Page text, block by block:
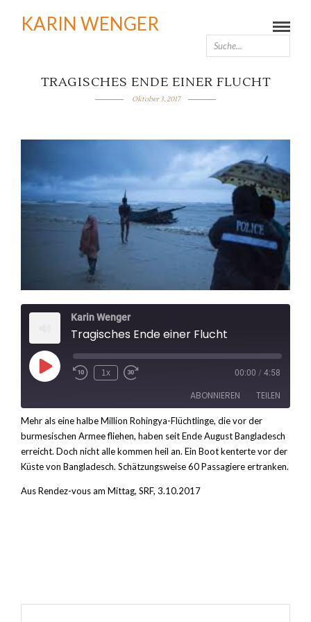
KARIN WENGER
TRAGISCHES ENDE EINER FLUCHT
Oktober 3, 2017
Karin Wenger
Tragisches Ende einer Flucht
Play
Episode Rewind
1x
Fast
seconds
00:00 / 4:58
ABONNIEREN TEILEN
RSS FEED
TEILEN
LINK
EMBED
Mehr als eine halbe Million Rohingya-Flüchtlinge, die vor der
burmesischen Armee fliehen, haben seit Ende August Bangladesch
erreicht. Doch nicht alle kommen heil an. Ein Boot kenterte vor der
Küste von Bangladesch. Schätzungsweise 60 Passagiere ertranken.
Aus Rendez-vous am Mittag, SRF, 3.10.2017